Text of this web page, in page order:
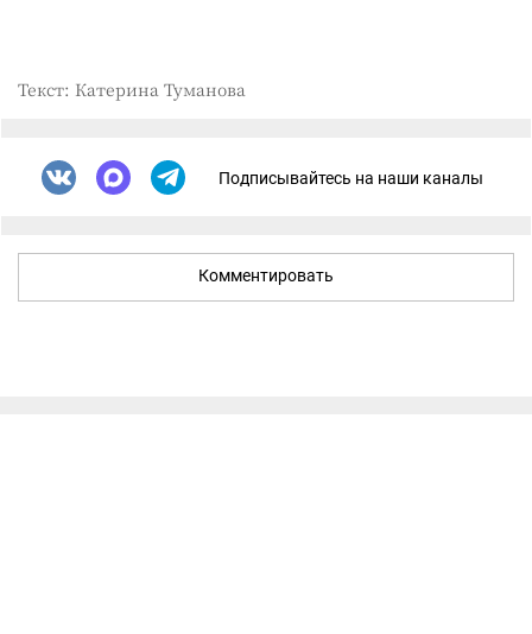
Текст: Катерина Туманова
Подписывайтесь на наши каналы
Комментировать